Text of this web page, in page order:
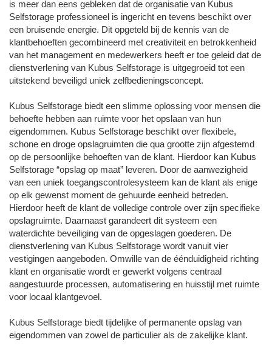
is meer dan eens gebleken dat de organisatie van Kubus
Selfstorage professioneel is ingericht en tevens beschikt over
een bruisende energie. Dit opgeteld bij de kennis van de
klantbehoeften gecombineerd met creativiteit en betrokkenheid
van het management en medewerkers heeft er toe geleid dat de
dienstverlening van Kubus Selfstorage is uitgegroeid tot een
uitstekend beveiligd uniek zelfbedieningsconcept.
Kubus Selfstorage biedt een slimme oplossing voor mensen die
behoefte hebben aan ruimte voor het opslaan van hun
eigendommen. Kubus Selfstorage beschikt over flexibele,
schone en droge opslagruimten die qua grootte zijn afgestemd
op de persoonlijke behoeften van de klant. Hierdoor kan Kubus
Selfstorage “opslag op maat” leveren. Door de aanwezigheid
van een uniek toegangscontrolesysteem kan de klant als enige
op elk gewenst moment de gehuurde eenheid betreden.
Hierdoor heeft de klant de volledige controle over zijn specifieke
opslagruimte. Daarnaast garandeert dit systeem een
waterdichte beveiliging van de opgeslagen goederen. De
dienstverlening van Kubus Selfstorage wordt vanuit vier
vestigingen aangeboden. Omwille van de éénduidigheid richting
klant en organisatie wordt er gewerkt volgens centraal
aangestuurde processen, automatisering en huisstijl met ruimte
voor locaal klantgevoel.
Kubus Selfstorage biedt tijdelijke of permanente opslag van
eigendommen van zowel de particulier als de zakelijke klant.